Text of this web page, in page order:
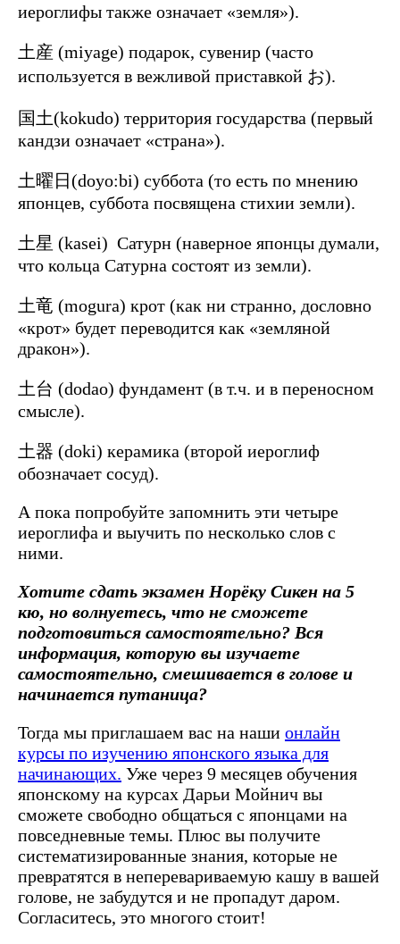
иероглифы также означает «земля»).
土産 (miyage) подарок, сувенир (часто
используется в вежливой приставкой お).
国土(kokudo) территория государства (первый
кандзи означает «страна»).
土曜日(doyo:bi) суббота (то есть по мнению
японцев, суббота посвящена стихии земли).
土星 (kasei) Сатурн (наверное японцы думали,
что кольца Сатурна состоят из земли).
土竜 (mogura) крот (как ни странно, дословно
«крот» будет переводится как «земляной
дракон»).
土台 (dodao) фундамент (в т.ч. и в переносном
смысле).
土器 (doki) керамика (второй иероглиф
обозначает сосуд).
А пока попробуйте запомнить эти четыре
иероглифа и выучить по несколько слов с
ними.
Хотите сдать экзамен Норёку Сикен на 5
кю, но волнуетесь, что не сможете
подготовиться самостоятельно? Вся
информация, которую вы изучаете
самостоятельно, смешивается в голове и
начинается путаница?
Тогда мы приглашаем вас на наши онлайн
курсы по изучению японского языка для
начинающих. Уже через 9 месяцев обучения
японскому на курсах Дарьи Мойнич вы
сможете свободно общаться с японцами на
повседневные темы. Плюс вы получите
систематизированные знания, которые не
превратятся в неперевариваемую кашу в вашей
голове, не забудутся и не пропадут даром.
Согласитесь, это многого стоит!